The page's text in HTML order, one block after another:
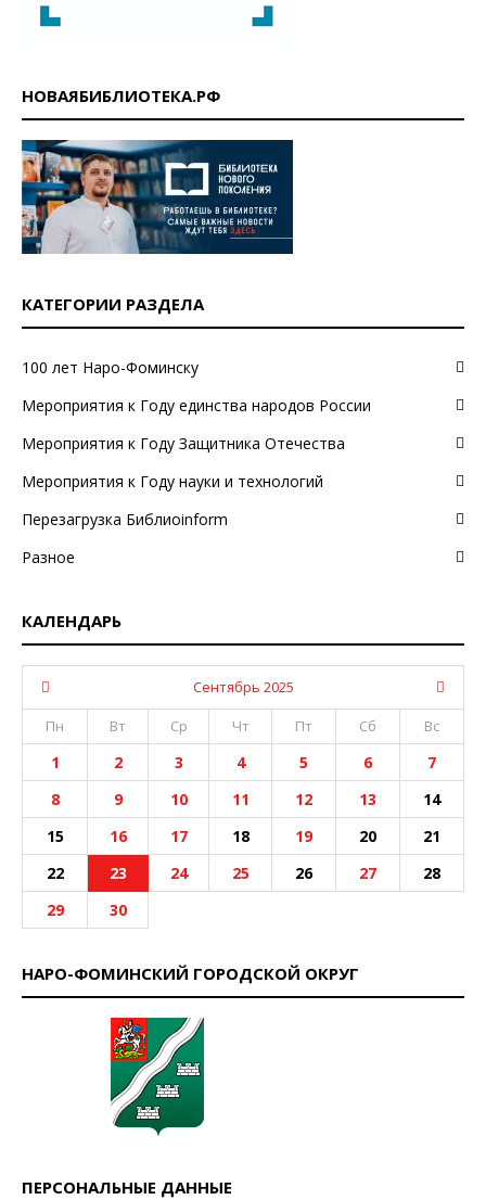
НОВАЯБИБЛИОТЕКА.РФ
КАТЕГОРИИ РАЗДЕЛА
100 лет Наро-Фоминску
Мероприятия к Году единства народов России
Мероприятия к Году Защитника Отечества
Мероприятия к Году науки и технологий
Перезагрузка Библиоinform
Разное
КАЛЕНДАРЬ
Сентябрь 2025
Пн
Вт Ср Чт Пт Сб Вс
1 2 3 4 5 6
7
8
9 10 11 12 13
14
15
16 17 18 19 20
21
22
23 24 25 26 27
28
29
30
НАРО-ФОМИНСКИЙ ГОРОДСКОЙ ОКРУГ
ПЕРСОНАЛЬНЫЕ ДАННЫЕ